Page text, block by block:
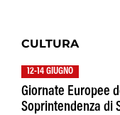
CULTURA
12-14 GIUGNO
Giornate Europee
Soprintendenza di